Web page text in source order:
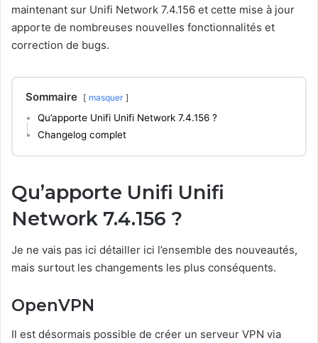
maintenant sur Unifi Network 7.4.156 et cette mise à jour
apporte de nombreuses nouvelles fonctionnalités et
correction de bugs.
Sommaire masquer
Qu’apporte Unifi Unifi Network 7.4.156 ?
Changelog complet
Qu’apporte Unifi Unifi
Network 7.4.156 ?
Je ne vais pas ici détailler ici l’ensemble des nouveautés,
mais surtout les changements les plus conséquents.
OpenVPN
Il est désormais possible de créer un serveur VPN via